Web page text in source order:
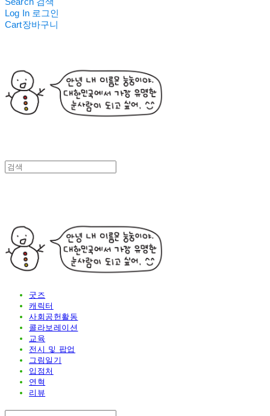
Log In 로그인
Cart장바구니
굿즈
캐릭터
사회공헌활동
콜라보레이션
교육
전시 및 팝업
그림일기
입점처
연혁
리뷰